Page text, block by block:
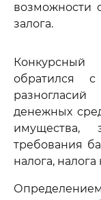
возможности
залога.
обратился
денежных
имущества,
требования
налога,